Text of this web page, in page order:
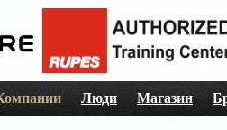
Люди Магазин